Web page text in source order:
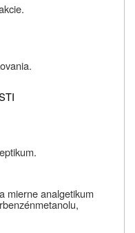
mierne analgetikum